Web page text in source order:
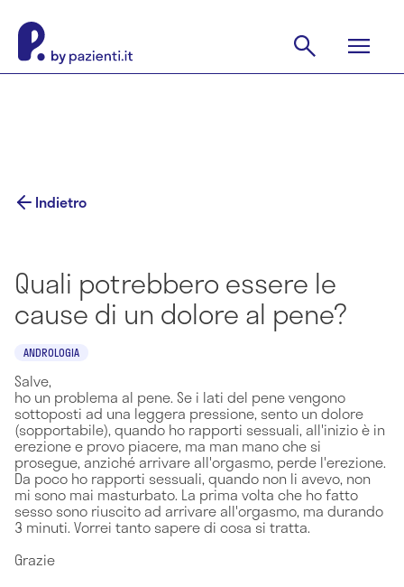
Indietro
Quali potrebbero essere le
cause di un dolore al pene?
ANDROLOGIA
Salve,
ho un problema al pene. Se i lati del pene vengono
sottoposti ad una leggera pressione, sento un dolore
(sopportabile), quando ho rapporti sessuali, all'inizio è in
erezione e provo piacere, ma man mano che si
prosegue, anziché arrivare all'orgasmo, perde l'erezione.
Da poco ho rapporti sessuali, quando non li avevo, non
mi sono mai masturbato. La prima volta che ho fatto
sesso sono riuscito ad arrivare all'orgasmo, ma durando
3 minuti. Vorrei tanto sapere di cosa si tratta.
Grazie